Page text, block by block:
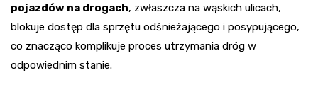
pojazdów na drogach, zwłaszcza na wąskich ulicach,
blokuje dostęp dla sprzętu odśnieżającego i posypującego,
co znacząco komplikuje proces utrzymania dróg w
odpowiednim stanie.